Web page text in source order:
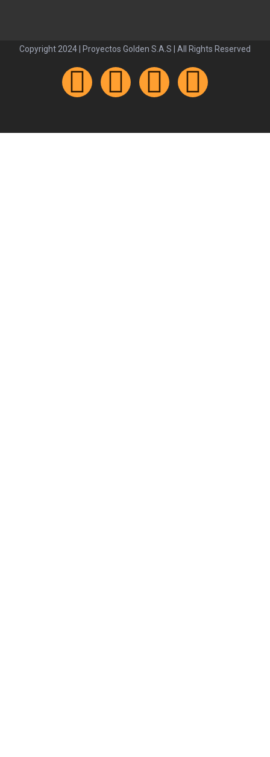
Copyright 2024 | Proyectos Golden S.A.S | All Rights Reserved